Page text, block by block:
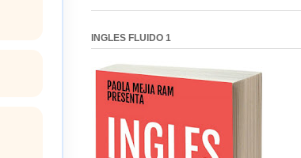
INGLES FLUIDO 1